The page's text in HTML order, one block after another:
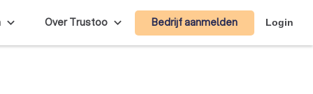
Over Trustoo Bedrijf aanmelden Login